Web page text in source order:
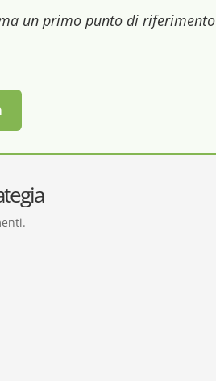
un primo punto di riferimento